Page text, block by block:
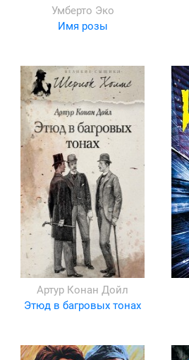
Умберто Эко
Имя розы
Артур Конан Дойл
Этюд в багровых тонах